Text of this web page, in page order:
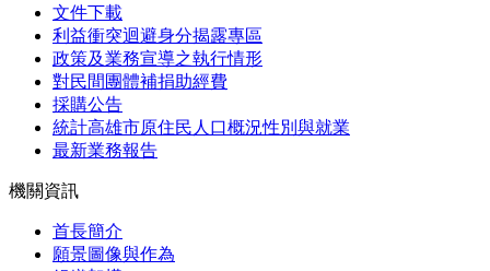
文件下載
利益衝突迴避身分揭露專區
政策及業務宣導之執行情形
對民間團體補捐助經費
採購公告
統計高雄市原住民人口概況性別與就業
最新業務報告
機關資訊
首長簡介
願景圖像與作為